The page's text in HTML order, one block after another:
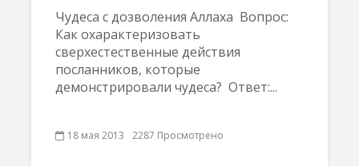
Чудеса с дозволения Аллаха Вопрос:
Как охарактеризовать
сверхестественные действия
посланников, которые
демонстрировали чудеса? Ответ:...
18 мая 2013 2287 Просмотрено